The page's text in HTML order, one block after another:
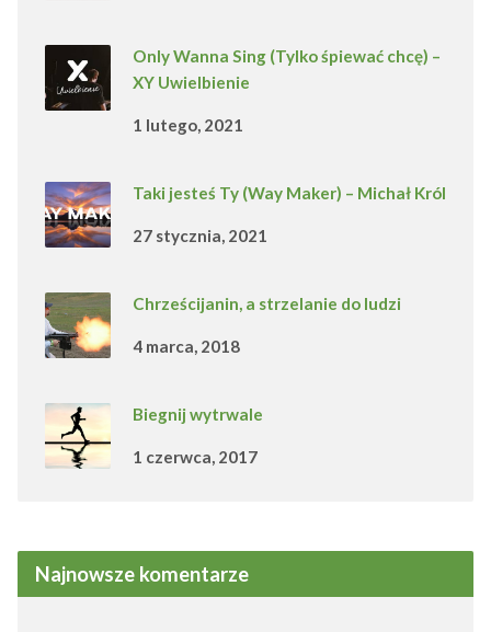
Only Wanna Sing (Tylko śpiewać chcę) –
XY Uwielbienie
1 lutego, 2021
Taki jesteś Ty (Way Maker) – Michał Król
27 stycznia, 2021
Chrześcijanin, a strzelanie do ludzi
4 marca, 2018
Biegnij wytrwale
1 czerwca, 2017
Najnowsze komentarze